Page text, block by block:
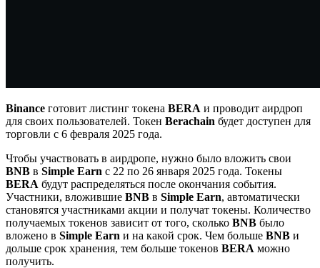
Binance готовит листинг токена BERA и проводит аирдроп
для своих пользователей. Токен Berachain будет доступен для
торговли с 6 февраля 2025 года.
Чтобы участвовать в аирдропе, нужно было вложить свои
BNB в Simple Earn с 22 по 26 января 2025 года. Токены
BERA будут распределяться после окончания события.
Участники, вложившие BNB в Simple Earn, автоматически
становятся участниками акции и получат токены. Количество
получаемых токенов зависит от того, сколько BNB было
вложено в Simple Earn и на какой срок. Чем больше BNB и
дольше срок хранения, тем больше токенов BERA можно
получить.